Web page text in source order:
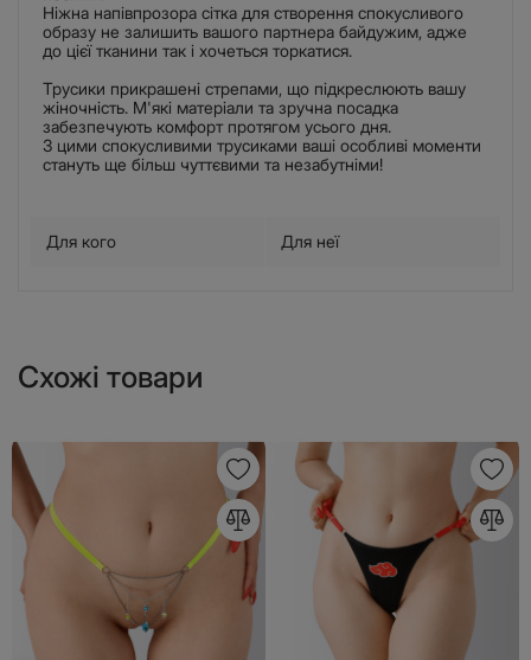
Ніжна напівпрозора сітка для створення спокусливого
образу не залишить вашого партнера байдужим, адже
до цієї тканини так і хочеться торкатися.
Трусики прикрашені стрепами, що підкреслюють вашу
жіночність. М'які матеріали та зручна посадка
забезпечують комфорт протягом усього дня.
З цими спокусливими трусиками ваші особливі моменти
стануть ще більш чуттєвими та незабутніми!
Для кого Для неї
Схожі товари